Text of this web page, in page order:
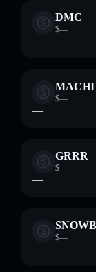
DMC
$—
—
MACHI
$—
—
GRRR
$—
—
$—
—